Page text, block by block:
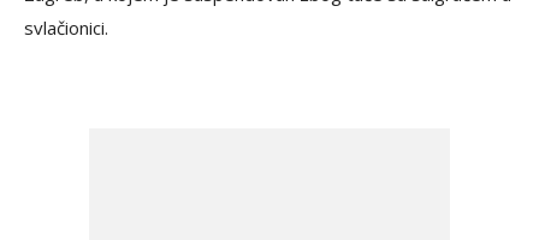
svlačionici.